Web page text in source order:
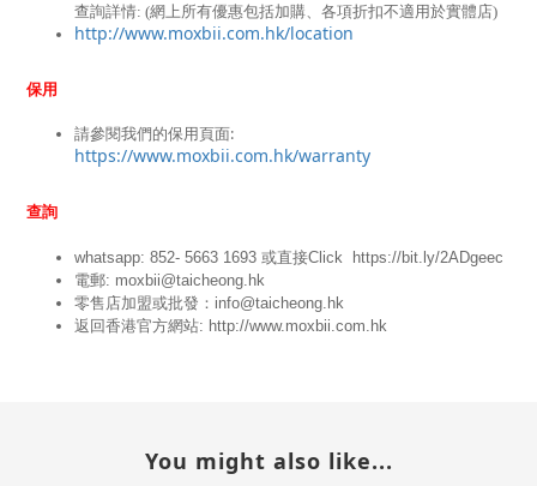
查詢詳情: (網上所有優惠包括加購、各項折扣不適用於實體店)
http://www.moxbii.com.hk/location
保用
https://www.moxbii.com.hk/warranty
查詢
whatsapp: 852- 5663 1693 或直接Click
https://bit.ly/2ADgeec
電郵: moxbii@taicheong.hk
零售店加盟或批發：info@taicheong.hk
返回香港官方網站: http://www.moxbii.com.hk
You might also like...